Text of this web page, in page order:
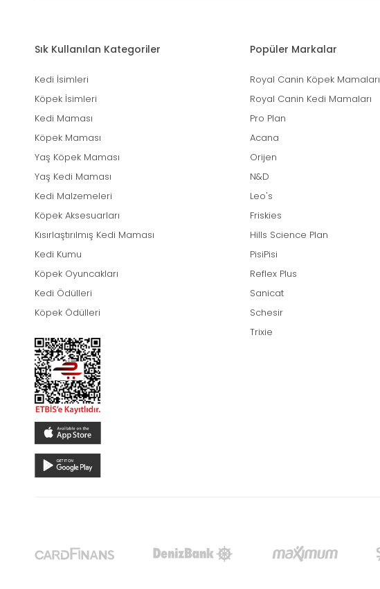
Sık Kullanılan Kategoriler
Kedi İsimleri
Köpek İsimleri
Kedi Maması
Köpek Maması
Yaş Köpek Maması
Yaş Kedi Maması
Kedi Malzemeleri
Köpek Aksesuarları
Kısırlaştırılmış Kedi Maması
Kedi Kumu
Köpek Oyuncakları
Kedi Ödülleri
Köpek Ödülleri
Popüler Markalar
Royal Canin Köpek Mamaları
Royal Canin Kedi Mamaları
Pro Plan
Acana
Orijen
N&D
Leo's
Friskies
Hills Science Plan
PisiPisi
Reflex Plus
Sanicat
Schesir
Trixie